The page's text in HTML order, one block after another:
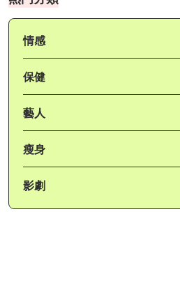
情感
保健
藝人
瘦身
影劇